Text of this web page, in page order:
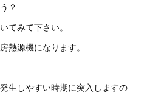
？
てみて下さい。
熱源機になります。
生しやすい時期に突入しますの